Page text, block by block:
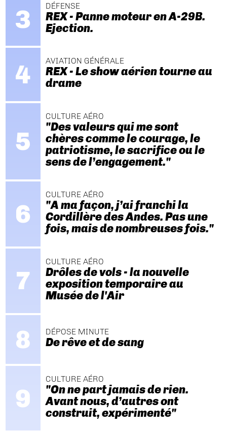
DÉFENSE
REX - Panne moteur en A-29B.
Ejection.
AVIATION GÉNÉRALE
REX - Le show aérien tourne au
drame
CULTURE AÉRO
"Des valeurs qui me sont
chères comme le courage, le
patriotisme, le sacrifice ou le
sens de l’engagement."
CULTURE AÉRO
"A ma façon, j’ai franchi la
Cordillère des Andes. Pas une
fois, mais de nombreuses fois."
CULTURE AÉRO
Drôles de vols - la nouvelle
exposition temporaire au
Musée de l'Air
DÉPOSE MINUTE
De rêve et de sang
CULTURE AÉRO
"On ne part jamais de rien.
Avant nous, d’autres ont
construit, expérimenté"